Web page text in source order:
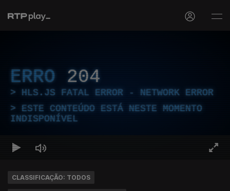
ERRO 204
HLS.JS FATAL ERROR - NETWORK ERROR
ESTE CONTEÚDO ESTÁ NESTE MOMENTO
INDISPONÍVEL
CLASSIFICAÇÃO: TODOS